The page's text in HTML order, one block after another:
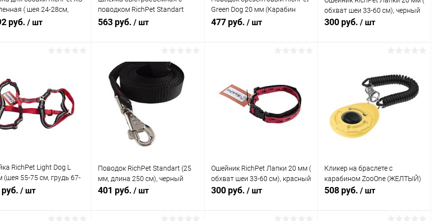
( шея 24-28см,
33-37см, длина спины
руб. / шт
в 1
Сравнение
В наличии
поводком RichPet Standart
15мм (шея:40-50см, грудь:46-
563 руб. / шт
В корзину
Купить в 1
Сравнение
В избранное
Green Dog 20 мм (Карабин
№23) Длина 250 см
477 руб. / шт
Купить в 1
клик
Сравнение
В избранное В наличии
обхват шеи 33-60 см), черный
300 руб. / шт
Купить в 1
Сравнение
В избранное
RichPet Light Dog L
(шея 55-75 см, грудь 67-
красный
/ шт
Поводок RichPet Standart (25
мм, длина 250 см), черный
401 руб. / шт
Ошейник RichPet Лапки 20 мм (
обхват шеи 33-60 см), красный
300 руб. / шт
Кликер на браслете с
карабином ZooOne (ЖЕЛТЫЙ)
508 руб. / шт